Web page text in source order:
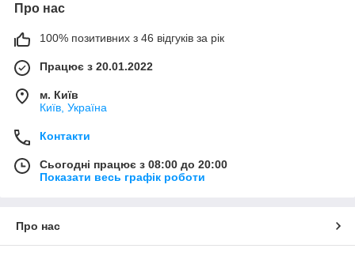
Про нас
100% позитивних з 46 відгуків за рік
Працює з 20.01.2022
м. Київ
Київ, Україна
Контакти
Сьогодні працює з 08:00 до 20:00
Показати весь графік роботи
Про нас